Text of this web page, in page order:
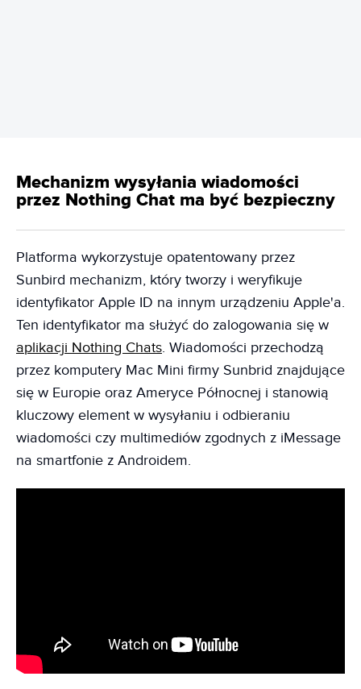
Mechanizm wysyłania wiadomości
przez Nothing Chat ma być bezpieczny
Platforma wykorzystuje opatentowany przez
Sunbird mechanizm, który tworzy i weryfikuje
identyfikator Apple ID na innym urządzeniu Apple'a.
Ten identyfikator ma służyć do zalogowania się w
aplikacji Nothing Chats. Wiadomości przechodzą
przez komputery Mac Mini firmy Sunbrid znajdujące
się w Europie oraz Ameryce Północnej i stanowią
kluczowy element w wysyłaniu i odbieraniu
wiadomości czy multimediów zgodnych z iMessage
na smartfonie z Androidem.